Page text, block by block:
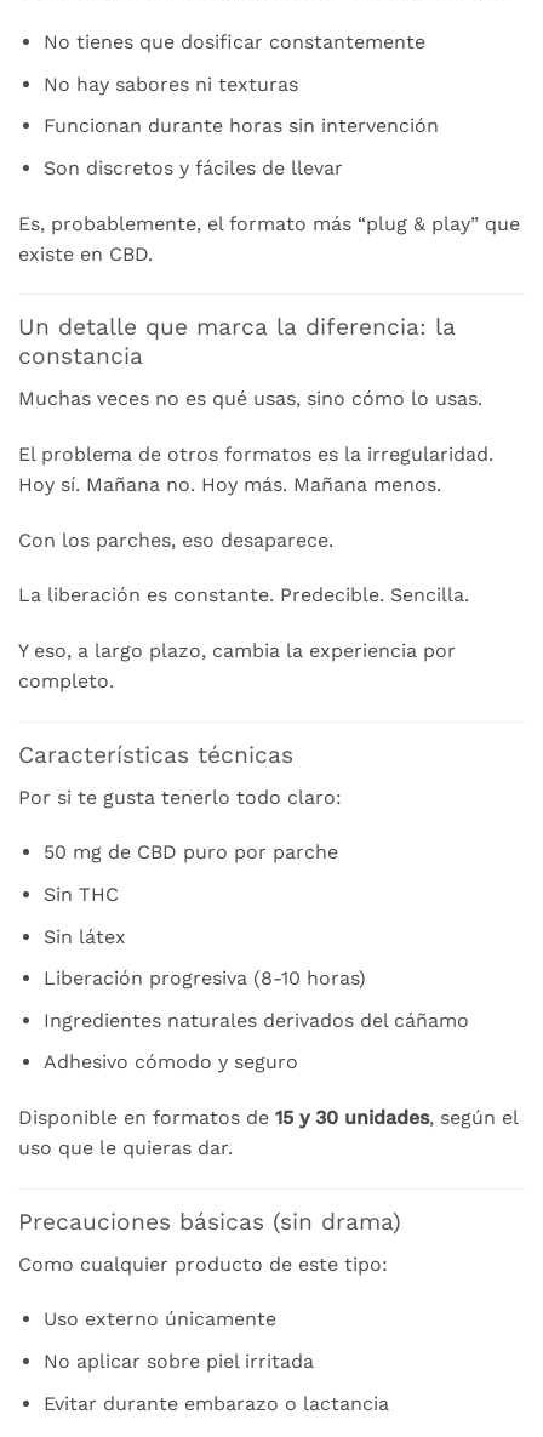
No tienes que dosificar constantemente
No hay sabores ni texturas
Funcionan durante horas sin intervención
Son discretos y fáciles de llevar
Es, probablemente, el formato más “plug & play” que
existe en CBD.
Un detalle que marca la diferencia: la
constancia
Muchas veces no es qué usas, sino cómo lo usas.
El problema de otros formatos es la irregularidad.
Hoy sí. Mañana no. Hoy más. Mañana menos.
Con los parches, eso desaparece.
La liberación es constante. Predecible. Sencilla.
Y eso, a largo plazo, cambia la experiencia por
completo.
Características técnicas
Por si te gusta tenerlo todo claro:
50 mg de CBD puro por parche
Sin THC
Sin látex
Liberación progresiva (8-10 horas)
Ingredientes naturales derivados del cáñamo
Adhesivo cómodo y seguro
Disponible en formatos de 15 y 30 unidades, según el
uso que le quieras dar.
Precauciones básicas (sin drama)
Como cualquier producto de este tipo:
Uso externo únicamente
No aplicar sobre piel irritada
Evitar durante embarazo o lactancia